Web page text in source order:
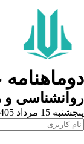
و
15 مرداد 1405